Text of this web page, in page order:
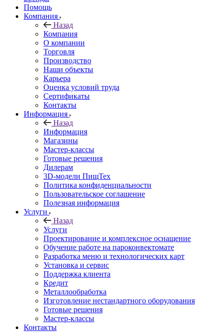
Помощь
Компания
Назад
Компания
О компании
Торговля
Производство
Наши объекты
Карьера
Оценка условий труда
Сертификаты
Контакты
Информация
Назад
Информация
Магазины
Мастер-классы
Готовые решения
Дилерам
3D-модели ПищТех
Политика конфиденциальности
Пользовательское соглашение
Полезная информация
Услуги
Назад
Услуги
Проектирование и комплексное оснащение
Обучение работе на пароконвектомате
Разработка меню и технологических карт
Установка и сервис
Поддержка клиента
Кредит
Металлообработка
Изготовление нестандартного оборудования
Готовые решения
Мастер-классы
Контакты